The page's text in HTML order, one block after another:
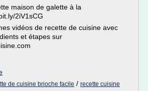
maison de galette à la
2iV1sCG
vidéos de recette de cuisine avec
et étapes sur
de cuisine brioche facile / recette cuisine